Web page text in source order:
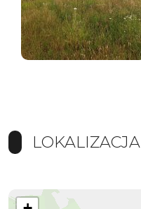
LOKALIZACJA